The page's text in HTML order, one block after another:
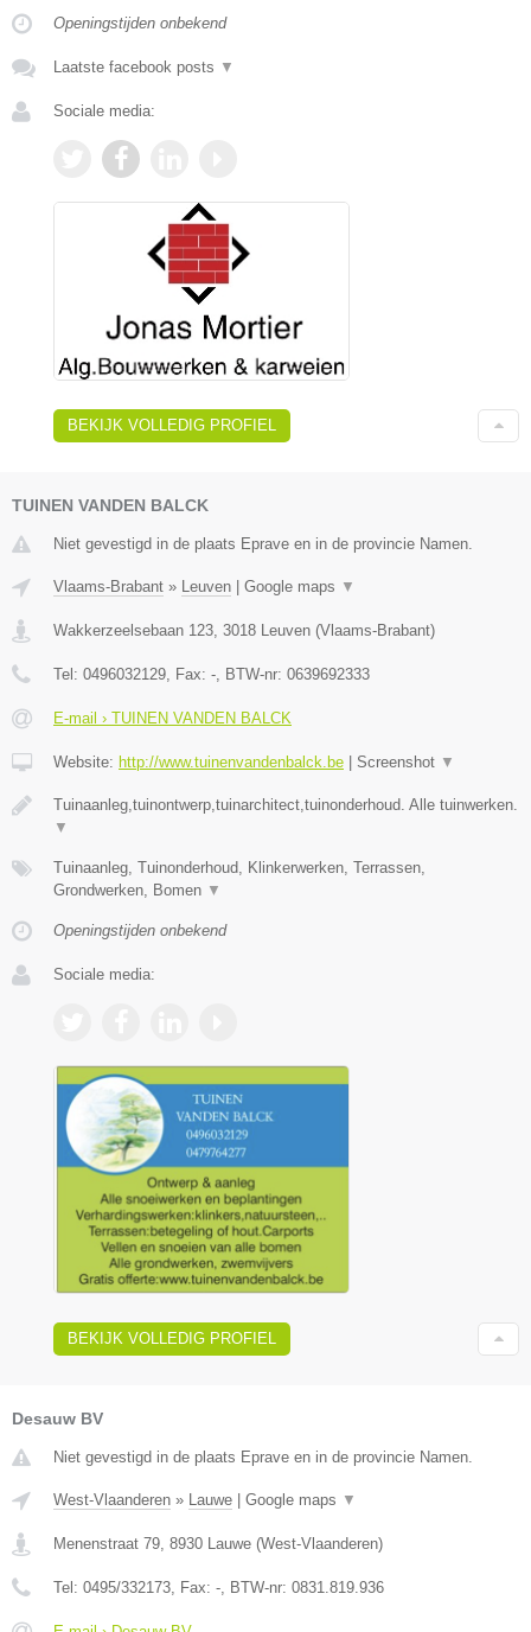
Openingstijden onbekend
Laatste facebook posts ▼
Sociale media:
BEKIJK VOLLEDIG PROFIEL
TUINEN VANDEN BALCK
Niet gevestigd in de plaats Eprave en in de provincie Namen.
Vlaams-Brabant » Leuven Google maps ▼
Wakkerzeelsebaan 123, 3018 Leuven (Vlaams-Brabant)
Tel: 0496032129, Fax: -, BTW-nr: 0639692333
E-mail › TUINEN VANDEN BALCK
Website: http://www.tuinenvandenbalck.be Screenshot ▼
Tuinaanleg,tuinontwerp,tuinarchitect,tuinonderhoud. Alle tuinwerken.
▼
Tuinaanleg, Tuinonderhoud, Klinkerwerken, Terrassen,
Grondwerken, Bomen ▼
Openingstijden onbekend
Sociale media:
BEKIJK VOLLEDIG PROFIEL
Desauw BV
Niet gevestigd in de plaats Eprave en in de provincie Namen.
West-Vlaanderen » Lauwe Google maps ▼
Menenstraat 79 8930 Lauwe (West-Vlaanderen)
Tel: 0495/332173 , Fax: - , BTW-nr: 0831.819.936